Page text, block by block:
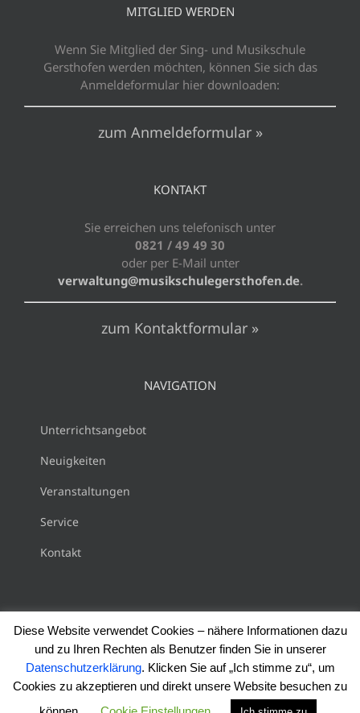
MITGLIED WERDEN
Wenn Sie Mitglied der Sing- und Musikschule
Gersthofen werden möchten, können Sie sich das
Anmeldeformular hier downloaden:
zum Anmeldeformular »
KONTAKT
Sie erreichen uns telefonisch unter
0821 / 49 49 30
oder per E-Mail unter
verwaltung@musikschulegersthofen.de.
zum Kontaktformular »
NAVIGATION
Unterrichtsangebot
Neuigkeiten
Veranstaltungen
Service
Kontakt
Copyright 2018 Musikschule Gersthofen |Impressum|
Haftungsausschluss| Datenschutzerklärung|AGB
Instagram
Diese Website verwendet Cookies – nähere Informationen dazu
und zu Ihren Rechten als Benutzer finden Sie in unserer
Datenschutzerklärung. Klicken Sie auf „Ich stimme zu“, um
Cookies zu akzeptieren und direkt unsere Website besuchen zu